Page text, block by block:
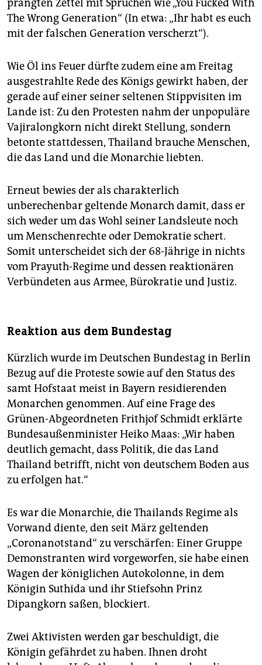
prangten Zettel mit Sprüchen wie „You Fucked With
The Wrong Generation“ (In etwa: „Ihr habt es euch
mit der falschen Generation verscherzt“).
Wie Öl ins Feuer dürfte zudem eine am Freitag
ausgestrahlte Rede des Königs gewirkt haben, der
gerade auf einer seiner seltenen Stippvisiten im
Lande ist: Zu den Protesten nahm der unpopuläre
Vajiralongkorn nicht direkt Stellung, sondern
betonte stattdessen, Thailand brauche Menschen,
die das Land und die Monarchie liebten.
Erneut bewies der als charakterlich
unberechenbar geltende Monarch damit, dass er
sich weder um das Wohl seiner Landsleute noch
um Menschenrechte oder Demokratie schert.
Somit unterscheidet sich der 68-Jährige in nichts
vom Prayuth-Regime und dessen reaktionären
Verbündeten aus Armee, Bürokratie und Justiz.
Reaktion aus dem Bundestag
Kürzlich wurde im Deutschen Bundestag in Berlin
Bezug auf die Proteste sowie auf den Status des
samt Hofstaat meist in Bayern residierenden
Monarchen genommen. Auf eine Frage des
Grünen-Abgeordneten Frithjof Schmidt erklärte
Bundesaußenminister Heiko Maas: „Wir haben
deutlich gemacht, dass Politik, die das Land
Thailand betrifft, nicht von deutschem Boden aus
zu erfolgen hat.“
Es war die Monarchie, die Thailands Regime als
Vorwand diente, den seit März geltenden
„Coronanotstand“ zu verschärfen: Einer Gruppe
Demonstranten wird vorgeworfen, sie habe einen
Wagen der königlichen Autokolonne, in dem
Königin Suthida und ihr Stiefsohn Prinz
Dipangkorn saßen, blockiert.
Zwei Aktivisten werden gar beschuldigt, die
Königin gefährdet zu haben. Ihnen droht